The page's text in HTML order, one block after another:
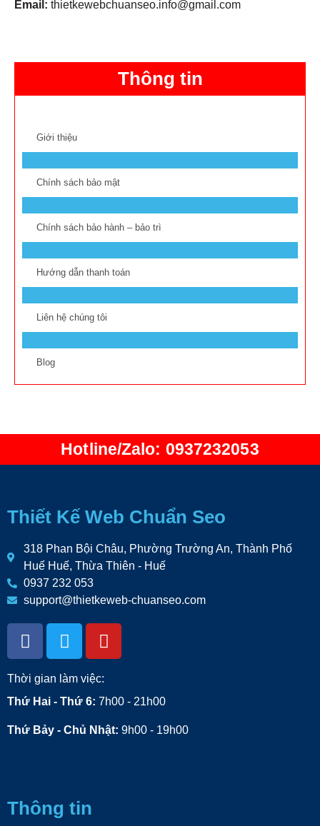
Email: thietkewebchuanseo.info@gmail.com
Thông tin
Giới thiệu
Chính sách bảo mật
Chính sách bảo hành – bảo trì
Hướng dẫn thanh toán
Liên hệ chúng tôi
Blog
Hotline/Zalo: 0937232053
Thiết Kế Web Chuẩn Seo
318 Phan Bội Châu, Phường Trường An, Thành Phố
Huế Huế, Thừa Thiên - Huế
0937 232 053
support@thietkeweb-chuanseo.com
Thời gian làm việc:
Thứ Hai - Thứ 6: 7h00 - 21h00
Thứ Bảy - Chủ Nhật: 9h00 - 19h00
Thông tin